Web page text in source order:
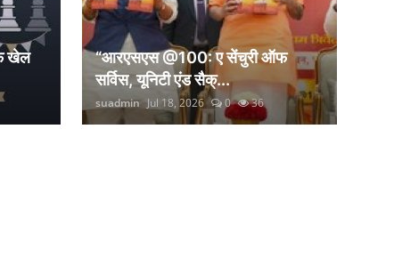
खेल
“आरएसएस @100: ए सेंचुरी ऑफ
सर्विस, यूनिटी एंड सैक्...
suadmin Jul 18, 2026 0 36